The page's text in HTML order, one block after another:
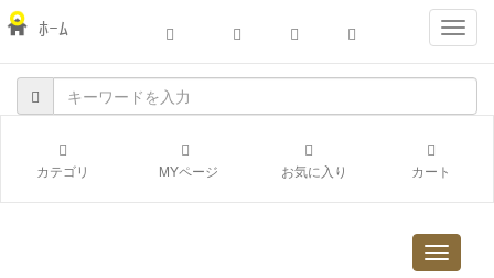
ﾎｰﾑ
カテゴリ MYページ お気に入り カート